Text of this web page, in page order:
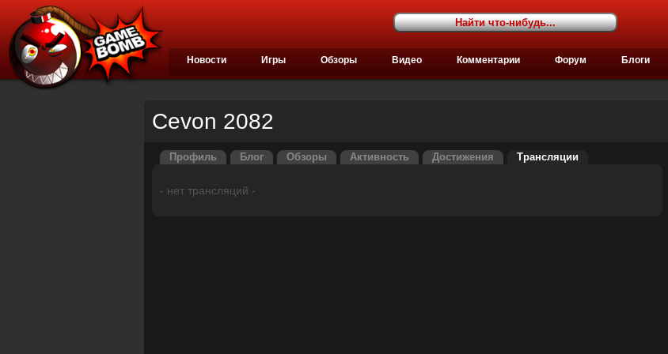
Новости Игры Обзоры Видео Комментарии Форум Блоги
Cevon 2082
Профиль Блог Обзоры Активность Достижения Трансляции
- нет трансляций -